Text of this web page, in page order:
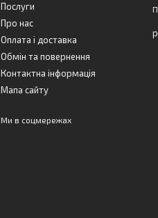
Послуги
Про нас
Оплата і доставка
Обмін та повернення
Контактна інформація
Мапа сайту
Ми в соцмережах